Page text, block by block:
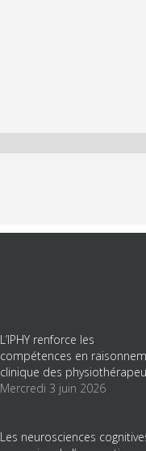
L’IPHY renforce les
compétences en
clinique des
Mercredi 3 juin 2026
Les neurosciences